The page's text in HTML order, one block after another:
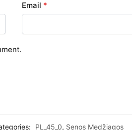
Email *
PL_45_0, Senos Medžiagos